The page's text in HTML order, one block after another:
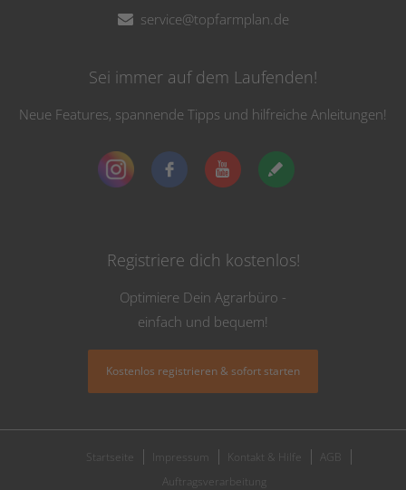
service@topfarmplan.de
Sei immer auf dem Laufenden!
Neue Features, spannende Tipps und hilfreiche Anleitungen!
Registriere dich kostenlos!
Optimiere Dein Agrarbüro -
einfach und bequem!
Kostenlos registrieren & sofort starten
Startseite Impressum Kontakt & Hilfe
AGB
Auftragsverarbeitung